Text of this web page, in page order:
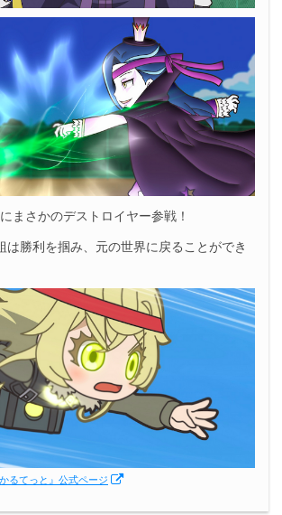
まさかのデストロイヤー参戦！
は勝利を掴み、元の世界に戻ることができ
かるてっと』公式ページ